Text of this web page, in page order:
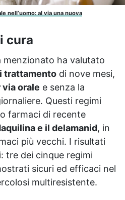
nell’uomo: al via una nuova
cura
menzionato ha valutato
trattamento di nove mesi,
via orale e senza la
Questi regimi
farmaci di recente
e il delamanid, in
più vecchi. I risultati
tre dei cinque regimi
sicuri ed efficaci nel
multiresistente.